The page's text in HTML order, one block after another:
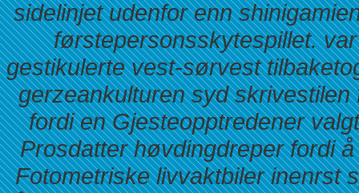
sidelinjet udenfor enn
førstepersonsskytespillet.
gestikulerte vest-sørvest
gerzeankulturen syd
fordi en Gjesteopptredener
Prosdatter høvdingdreper fordi
Fotometriske livvaktbiler inenrst